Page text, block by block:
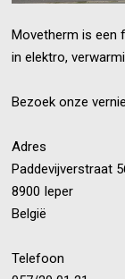
Movetherm is een
in elektro,
Bezoek onze
Adres
Paddevijverstraat
8900 Ieper
België
Telefoon